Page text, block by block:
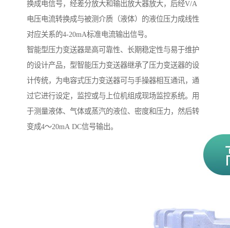
换成电信号，经差分放大和输出放大器放大，后经V/A
电压电流转换成与被测介质（液体）的液位压力成线性
对应关系的4-20mA标准电流输出信号。
智能型压力变送器是高可靠性、长期稳定性与易于维护
的设计产品，型智能压力变送器继承了压力变送器的设
计传统，为电容式压力变送器可与手操器相互通讯，通
过它进行设定，监控或与上位机组成现场监控系统。用
于测量液体、气体或蒸汽的液位、密度和压力，然后转
变成4～20mA DC信号输出。